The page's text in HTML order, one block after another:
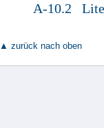
A-10.2
▲ zurück nach oben